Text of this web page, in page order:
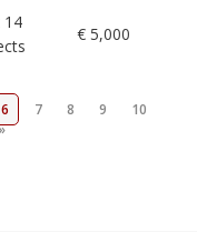
14
€ 5,000
6 7 8 9
10